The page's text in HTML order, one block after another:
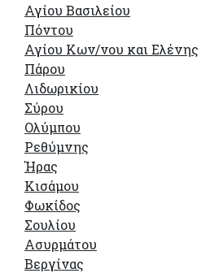
Αγίου Βασιλείου
Πόντου
Αγίου Κων/νου και Ελένης
Πάρου
Λιδωρικίου
Σύρου
Ολύμπου
Ρεθύμνης
Ήρας
Κισάμου
Φωκίδος
Σουλίου
Ασυρμάτου
Βεργίνας